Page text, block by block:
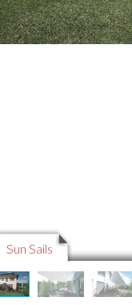
Sun Sails